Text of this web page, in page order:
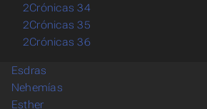
2Crónicas 34
2Crónicas 35
2Crónicas 36
Esdras
Nehemías
Esther